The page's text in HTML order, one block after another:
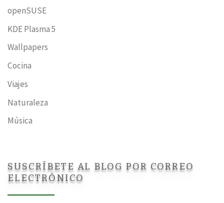
openSUSE
KDE Plasma 5
Wallpapers
Cocina
Viajes
Naturaleza
Música
SUSCRÍBETE AL BLOG POR CORREO
ELECTRÓNICO